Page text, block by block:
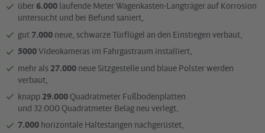
über 6.000 laufende Meter Wagenkasten-Langträger auf Korrosion
untersucht und bei Befund saniert,
gut 7.000 neue, schwarze Türflügel an den Einstiegen verbaut,
5000Videokameras im Fahrgastraum installiert,
mehr als 27.000 neue Sitzgestelle und blaue Polster werden
verbaut,
knapp 29.000 Quadratmeter Fußbodenplatten
und 32.000 Quadratmeter Belag neu verlegt,
7.000 horizontale Haltestangen nachgerüstet,